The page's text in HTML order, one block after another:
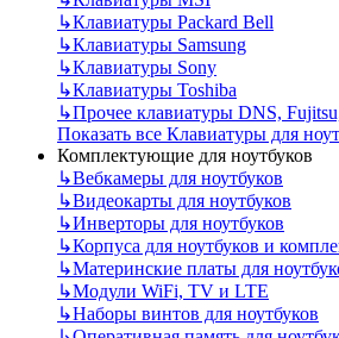
↳Клавиатуры Packard Bell
↳Клавиатуры Samsung
↳Клавиатуры Sony
↳Клавиатуры Toshiba
↳Прочее клавиатуры DNS,
Показать все Клавиатуры для
Комплектующие для ноутбуков
↳Вебкамеры для ноутбуков
↳Видеокарты для ноутбуков
↳Инверторы для ноутбуков
↳Корпуса для ноутбуков и
↳Материнские платы для
↳Модули WiFi, TV и LTE
↳Наборы винтов для ноутбуков